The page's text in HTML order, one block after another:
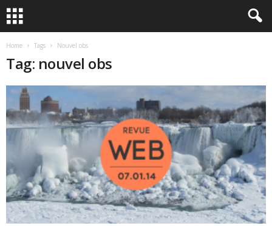
Home Tags Nouvel obs
Tag: nouvel obs